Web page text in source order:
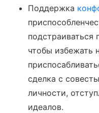
Поддержка
подстраиваться
чтобы избежать
сделка с
личности,
идеалов.